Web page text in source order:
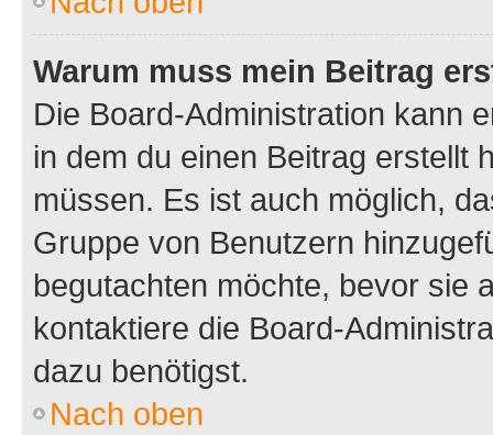
Warum muss mein Beitrag
Die Board-Administration kann
in dem du einen Beitrag erstellt
müssen. Es ist auch möglich,
Gruppe von Benutzern
begutachten möchte, bevor sie
kontaktiere die Board-
dazu benötigst.
Nach oben